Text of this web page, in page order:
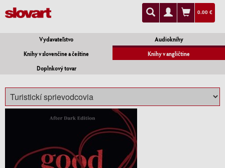
0.00 €
Vydavateľstvo
Audioknihy
Knihy v slovenčine a češtine
Knihy v angličtine
Doplnkový tovar